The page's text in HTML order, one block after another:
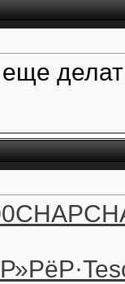
CHAP